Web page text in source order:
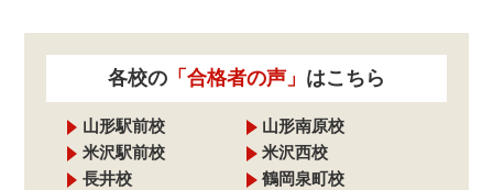
各校の 「合格者の声」 はこちら
山形駅前校
山形南原校
米沢駅前校
米沢西校
長井校
鶴岡泉町校